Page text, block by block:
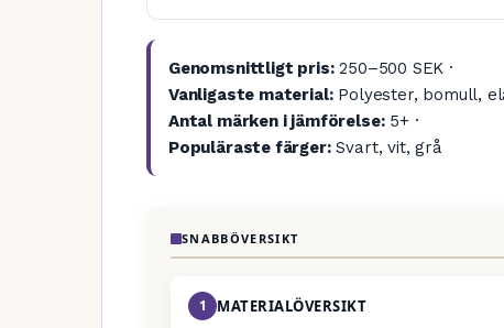
Genomsnittligt pris:250–500 SEK ·
Vanligaste material:Polyester, bomull,
Antal märken i jämförelse:5+ ·
Populäraste färger:Svart, vit, grå
SNABBÖVERSIKT
1 MATERIALÖVERSIKT